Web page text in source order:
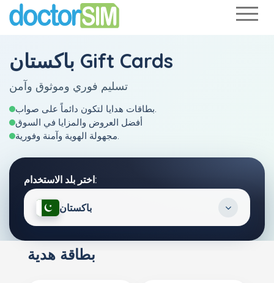
باكستان Gift Cards
تسليم فوري وموثوق وآمن
بطاقات هدايا لتكون دائماً على صواب.
أفضل العروض والمزايا في السوق
مجهولة الهوية وآمنة وفورية.
اختر بلد الاستخدام:
باكستان
بطاقة هدية